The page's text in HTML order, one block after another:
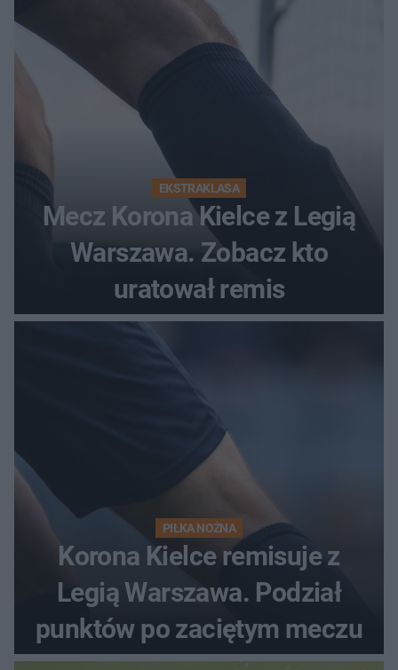
EKSTRAKLASA
Mecz Korona Kielce z Legią
Warszawa. Zobacz kto
uratował remis
PIŁKA NOŻNA
Korona Kielce remisuje z
Legią Warszawa. Podział
punktów po zaciętym meczu